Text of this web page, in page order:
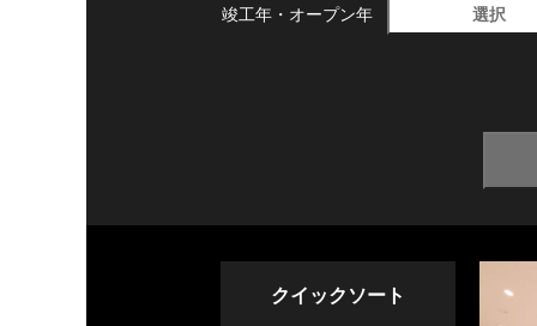
竣工年・ オープン年 選択
クイックソート